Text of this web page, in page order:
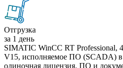
Отгрузка
за 1 день
SIMATIC WinCC RT Professional,
V15, исполняемое ПО (SCADA) в
одиночная лицензия, ПО и